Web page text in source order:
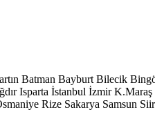
Batman Bayburt Bilecik
Isparta İstanbul İzmir K.Maraş
Rize Sakarya Samsun